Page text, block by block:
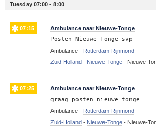
Tuesday 07:00 - 8:00
07:15 Ambulance naar Nieuwe-Tonge
Posten Nieuwe-Tonge svp
Ambulance - Rotterdam-Rijnmond
Zuid-Holland- Nieuwe-Tonge- Nieuwe-
07:25 Ambulance naar Nieuwe-Tonge
graag posten nieuwe tonge
Ambulance - Rotterdam-Rijnmond
Zuid-Holland- Nieuwe-Tonge- Nieuwe-